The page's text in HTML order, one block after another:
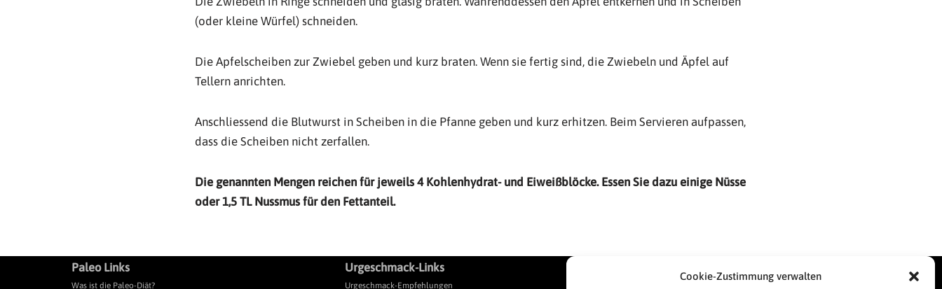
Cookie-Zustimmung verwalten
(oder kleine Würfel) schneiden.
Die Apfelscheiben zur Zwiebel geben und kurz braten. Wenn sie fertig sind, die Zwiebeln und Äpfel auf
Tellern anrichten.
Anschliessend die Blutwurst in Scheiben in die Pfanne geben und kurz erhitzen. Beim Servieren aufpassen,
dass die Scheiben nicht zerfallen.
Die genannten Mengen reichen für jeweils 4 Kohlenhydrat- und Eiweißblöcke. Essen Sie dazu einige Nüsse
oder 1,5 TL Nussmus für den Fettanteil.
Paleo Links
Was ist die Paleo-Diät?
Urgeschmack-Links
Urgeschmack-Empfehlungen